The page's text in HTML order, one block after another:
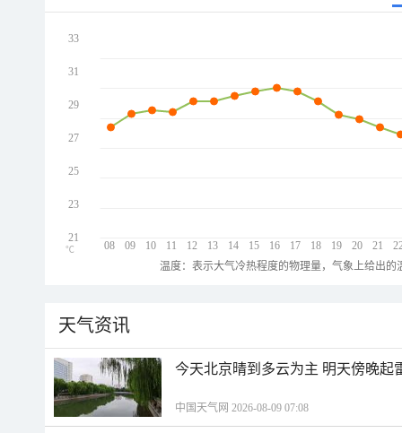
08 09 10 11 12 13 14 15 16 17 18 19 20 21
33
31
29
27
25
23
21
℃
温度：表示大气冷热程度的物理量，气象上给出
天气资讯
今天北京晴到多云为主 明天傍晚起
中国天气网 2026-08-09 07:08